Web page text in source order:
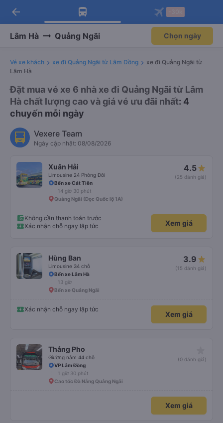
Tải app Vexere ngay!
Nhận ưu đãi thành viên độc
Mở app
Tải app Vexere
-30k/ghế khi đặt vé máy bay qua
Mở app
arrow_back
Lâm Hà Quảng Ngãi Chọn ngày
Vé xe khách xe đi Quảng Ngãi từ Lâm Đồng
xe đi Quảng Ngãi từ
Lâm Hà
Đặt mua vé xe 6 nhà xe đi Quảng Ngãi từ Lâm
Hà chất lượng cao và giá vé ưu đãi nhất: 4
chuyến mỗi ngày
Vexere Team
Ngày cập nhật: 08/08/2026
Xuân Hải
Limousine 24 Phòng Đôi
4.5
(25 đánh giá)
Bến xe Cát Tiên
14 giờ 30 phút
Quảng Ngãi (Dọc Quốc lộ 1A)
Không cần thanh toán trước
Xác nhận chỗ ngay lập tức
Xem giá
Hùng Ban
Limousine 34 chỗ
3.9
(15 đánh giá)
Bến xe Lâm Hà
13 giờ
Bến xe Quảng Ngãi
Xác nhận chỗ ngay lập tức
Xem giá
Thắng Pho
Giường nằm 44 chỗ
(0 đánh giá)
VP Lâm Đồng
1 giờ 30 phút
Cao tốc Đà Nẵng Quảng Ngãi
Xem giá